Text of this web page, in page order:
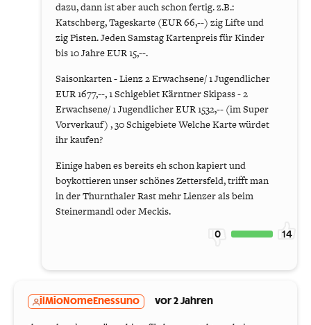
dazu, dann ist aber auch schon fertig. z.B.:
Katschberg, Tageskarte (EUR 66,--) zig Lifte und
zig Pisten. Jeden Samstag Kartenpreis für Kinder
bis 10 Jahre EUR 15,--.
Saisonkarten - Lienz 2 Erwachsene/ 1 Jugendlicher
EUR 1677,--, 1 Schigebiet Kärntner Skipass - 2
Erwachsene/ 1 Jugendlicher EUR 1532,-- (im Super
Vorverkauf) , 30 Schigebiete Welche Karte würdet
ihr kaufen?
Einige haben es bereits eh schon kapiert und
boykottieren unser schönes Zettersfeld, trifft man
in der Thurnthaler Rast mehr Lienzer als beim
Steinermandl oder Meckis.
0 14
ilMioNomeEnessuno vor 2 Jahren